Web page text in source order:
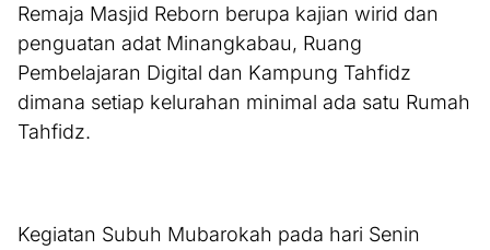
Remaja Masjid Reborn berupa kajian wirid dan
penguatan adat Minangkabau, Ruang
Pembelajaran Digital dan Kampung Tahfidz
dimana setiap kelurahan minimal ada satu Rumah
Tahfidz.
Kegiatan Subuh Mubarokah pada hari Senin